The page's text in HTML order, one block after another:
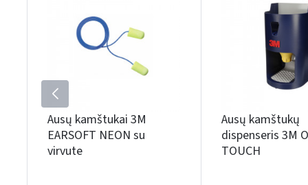
Ausų kamštukai 3M
EARSOFT NEON su
virvute
Ausų kamštukų
dispenseris 3M
TOUCH